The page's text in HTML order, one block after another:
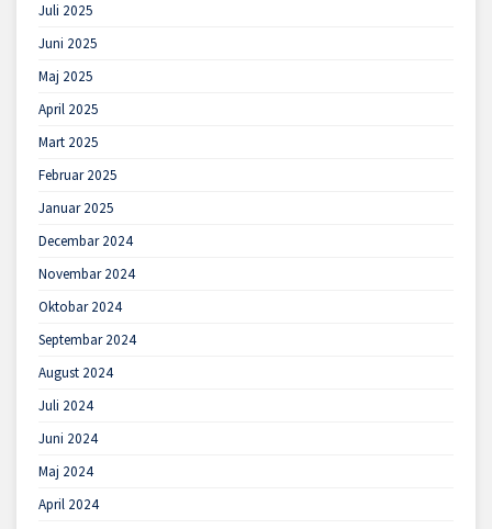
Juli 2025
Juni 2025
Maj 2025
April 2025
Mart 2025
Februar 2025
Januar 2025
Decembar 2024
Novembar 2024
Oktobar 2024
Septembar 2024
August 2024
Juli 2024
Juni 2024
Maj 2024
April 2024